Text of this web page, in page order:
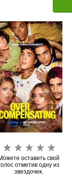
оставить свой
отметив одну из
звездочек.